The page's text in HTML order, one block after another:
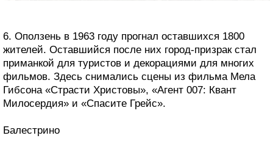
6. Оползень в 1963 году прогнал оставшихся 1800
жителей. Оставшийся после них город-призрак стал
приманкой для туристов и декорациями для многих
фильмов. Здесь снимались сцены из фильма Мела
Гибсона «Страсти Христовы», «Агент 007: Квант
Милосердия» и «Спасите Грейс».
Балестрино